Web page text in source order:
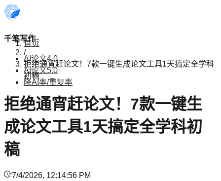
千笔写作
AI论文4.0
AI论文5.0
降AI率/重复率
首页
/
拒绝通宵赶论文！7款一键生成论文工具1天搞定全学科
初稿
拒绝通宵赶论文！7款一键生
成论文工具1天搞定全学科初
稿
7/4/2026, 12:14:56 PM